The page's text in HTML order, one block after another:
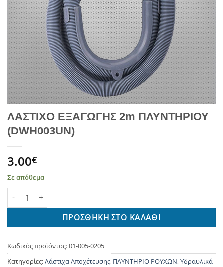
ΛΑΣΤΙΧΟ ΕΞΑΓΩΓΗΣ 2m ΠΛΥΝΤΗΡΙΟΥ
(DWH003UN)
3.00€
Σε απόθεμα
ΛΑΣΤΙΧΟ ΕΞΑΓΩΓΗΣ 2m ΠΛΥΝΤΗΡΙΟΥ (DWH003UN) ποσότητα
ΠΡΟΣΘΉΚΗ ΣΤΟ ΚΑΛΆΘΙ
Κωδικός προϊόντος:01-005-0205
Κατηγορίες:Λάστιχα Αποχέτευσης, ΠΛΥΝΤΗΡΙΟ ΡΟΥΧΩΝ,Υδραυλικά